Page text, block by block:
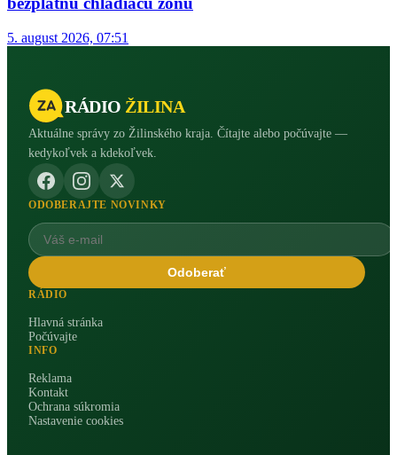
5. august 2026, 07:51
RÁDIO ŽILINA
Aktuálne správy zo Žilinského kraja. Čítajte alebo počúvajte —
kedykoľvek a kdekoľvek.
ODOBERAJTE NOVINKY
Odoberať
RÁDIO
Hlavná stránka
Počúvajte
INFO
Reklama
Kontakt
Ochrana súkromia
Nastavenie cookies